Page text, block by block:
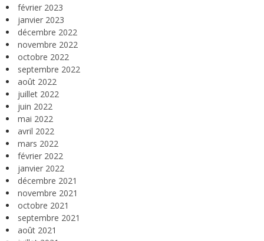
février 2023
janvier 2023
décembre 2022
novembre 2022
octobre 2022
septembre 2022
août 2022
juillet 2022
juin 2022
mai 2022
avril 2022
mars 2022
février 2022
janvier 2022
décembre 2021
novembre 2021
octobre 2021
septembre 2021
août 2021